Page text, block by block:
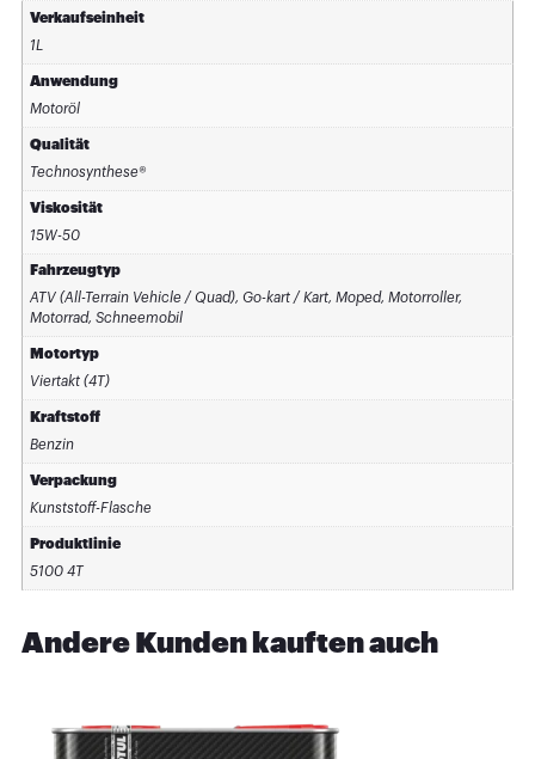
Verkaufseinheit
1L
Anwendung
Motoröl
Qualität
Technosynthese®
Viskosität
15W-50
Fahrzeugtyp
ATV (All-Terrain Vehicle / Quad), Go-kart / Kart, Moped, Motorroller,
Motorrad, Schneemobil
Motortyp
Viertakt (4T)
Kraftstoff
Benzin
Verpackung
Kunststoff-Flasche
Produktlinie
5100 4T
Andere Kunden kauften auch